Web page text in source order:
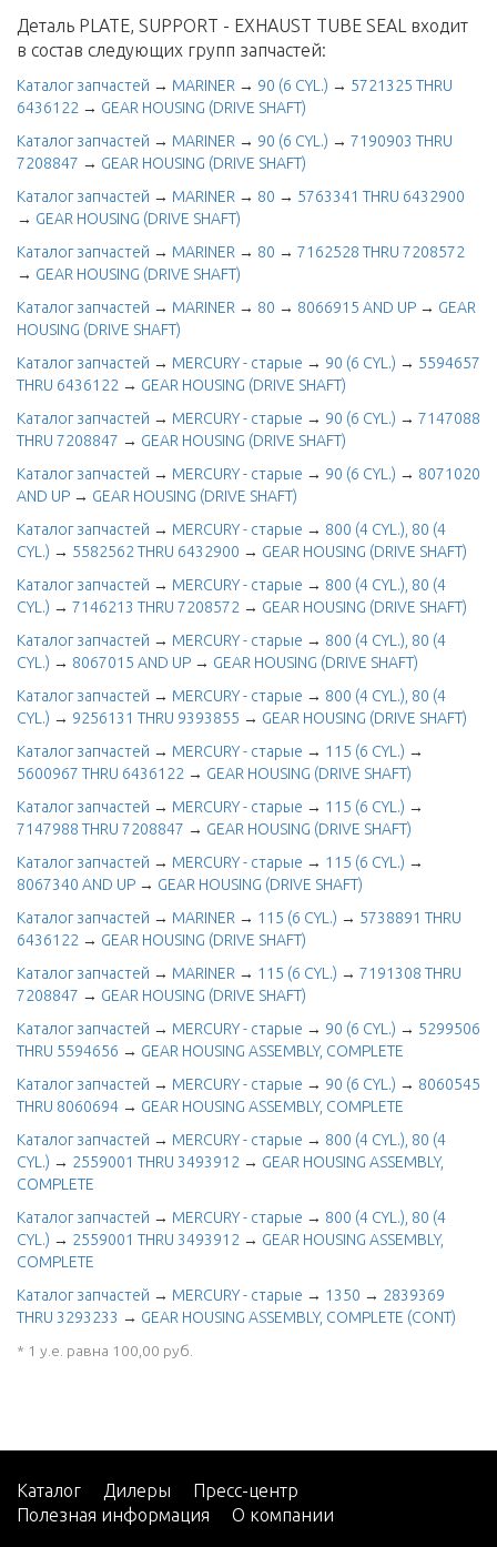
Деталь PLATE, SUPPORT - EXHAUST TUBE SEAL входит
в состав следующих групп запчастей:
Каталог запчастей → MARINER → 90 (6 CYL.) → 5721325 THRU
6436122 → GEAR HOUSING (DRIVE SHAFT)
Каталог запчастей → MARINER → 90 (6 CYL.) → 7190903 THRU
7208847 → GEAR HOUSING (DRIVE SHAFT)
Каталог запчастей → MARINER → 80 → 5763341 THRU 6432900
→ GEAR HOUSING (DRIVE SHAFT)
Каталог запчастей → MARINER → 80 → 7162528 THRU 7208572
→ GEAR HOUSING (DRIVE SHAFT)
Каталог запчастей → MARINER → 80 → 8066915 AND UP → GEAR
HOUSING (DRIVE SHAFT)
Каталог запчастей → MERCURY - старые → 90 (6 CYL.) → 5594657
THRU 6436122 → GEAR HOUSING (DRIVE SHAFT)
Каталог запчастей → MERCURY - старые → 90 (6 CYL.) → 7147088
THRU 7208847 → GEAR HOUSING (DRIVE SHAFT)
Каталог запчастей → MERCURY - старые → 90 (6 CYL.) → 8071020
AND UP → GEAR HOUSING (DRIVE SHAFT)
Каталог запчастей → MERCURY - старые → 800 (4 CYL.), 80 (4
CYL.) → 5582562 THRU 6432900 → GEAR HOUSING (DRIVE SHAFT)
Каталог запчастей → MERCURY - старые → 800 (4 CYL.), 80 (4
CYL.) → 7146213 THRU 7208572 → GEAR HOUSING (DRIVE SHAFT)
Каталог запчастей → MERCURY - старые → 800 (4 CYL.), 80 (4
CYL.) → 8067015 AND UP → GEAR HOUSING (DRIVE SHAFT)
Каталог запчастей → MERCURY - старые → 800 (4 CYL.), 80 (4
CYL.) → 9256131 THRU 9393855 → GEAR HOUSING (DRIVE SHAFT)
Каталог запчастей → MERCURY - старые → 115 (6 CYL.) →
5600967 THRU 6436122 → GEAR HOUSING (DRIVE SHAFT)
Каталог запчастей → MERCURY - старые → 115 (6 CYL.) →
7147988 THRU 7208847 → GEAR HOUSING (DRIVE SHAFT)
Каталог запчастей → MERCURY - старые → 115 (6 CYL.) →
8067340 AND UP → GEAR HOUSING (DRIVE SHAFT)
Каталог запчастей → MARINER → 115 (6 CYL.) → 5738891 THRU
6436122 → GEAR HOUSING (DRIVE SHAFT)
Каталог запчастей → MARINER → 115 (6 CYL.) → 7191308 THRU
7208847 → GEAR HOUSING (DRIVE SHAFT)
Каталог запчастей → MERCURY - старые → 90 (6 CYL.) → 5299506
THRU 5594656 → GEAR HOUSING ASSEMBLY, COMPLETE
Каталог запчастей → MERCURY - старые → 90 (6 CYL.) → 8060545
THRU 8060694 → GEAR HOUSING ASSEMBLY, COMPLETE
Каталог запчастей → MERCURY - старые → 800 (4 CYL.), 80 (4
CYL.) → 2559001 THRU 3493912 → GEAR HOUSING ASSEMBLY,
COMPLETE
Каталог запчастей → MERCURY - старые → 800 (4 CYL.), 80 (4
CYL.) → 2559001 THRU 3493912 → GEAR HOUSING ASSEMBLY,
COMPLETE
Каталог запчастей → MERCURY - старые → 1350 → 2839369
THRU 3293233 → GEAR HOUSING ASSEMBLY, COMPLETE (CONT)
* 1 у.е. равна 100,00 руб.
Каталог Дилеры
Пресс-центр
Полезная информация
О компании